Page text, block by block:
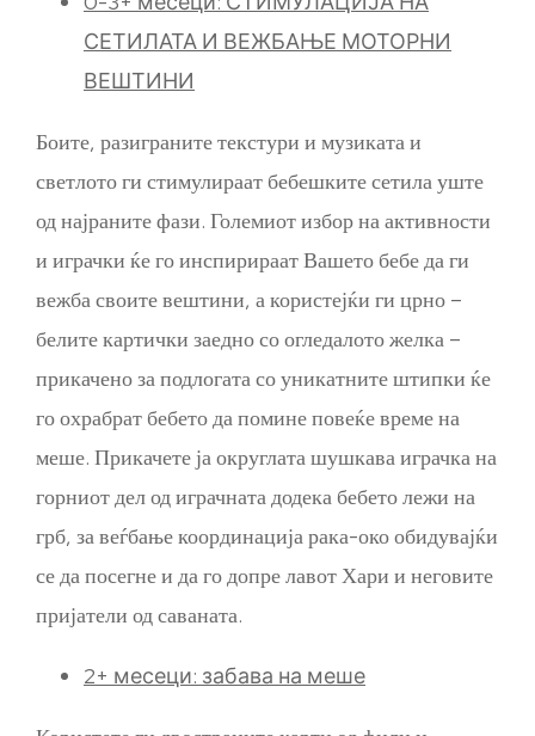
СЕТИЛАТА И ВЕЖБАЊЕ МОТОРНИ
ВЕШТИНИ
Боите, разиграните текстури и музиката и
светлото ги стимулираат бебешките сетила уште
од најраните фази. Големиот избор на активности
и играчки ќе го инспирираат Вашето бебе да ги
вежба своите вештини, а користејќи ги црно –
белите картички заедно со огледалото желка –
прикачено за подлогата со уникатните штипки ќе
го охрабрат бебето да помине повеќе време на
меше. Прикачете ја округлата шушкава играчка на
горниот дел од играчната додека бебето лежи на
грб, за веѓбање координација рака-око обидувајќи
се да посегне и да го допре лавот Хари и неговите
пријатели од саваната.
2+ месеци: забава на меше